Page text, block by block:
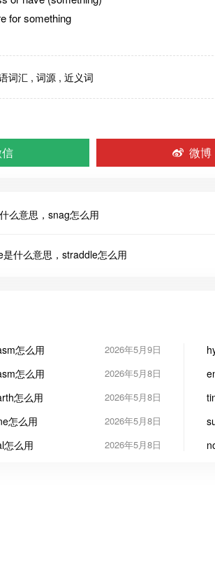
for something
词汇 , 词源 , 近义词
微博
么意思，snag怎么用
什么意思，straddle怎么用
怎么用 2026年5月9日
怎么用 2026年5月8日
怎么用 2026年5月8日
怎么用 2026年5月8日
怎么用 2026年5月8日